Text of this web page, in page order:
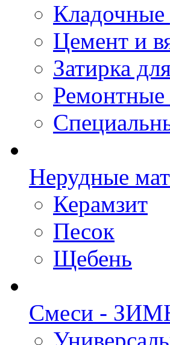
Кладочные
Цемент и
Затирка
Ремонтные
Нерудные
Керамзит
Песок
Щебень
Смеси -